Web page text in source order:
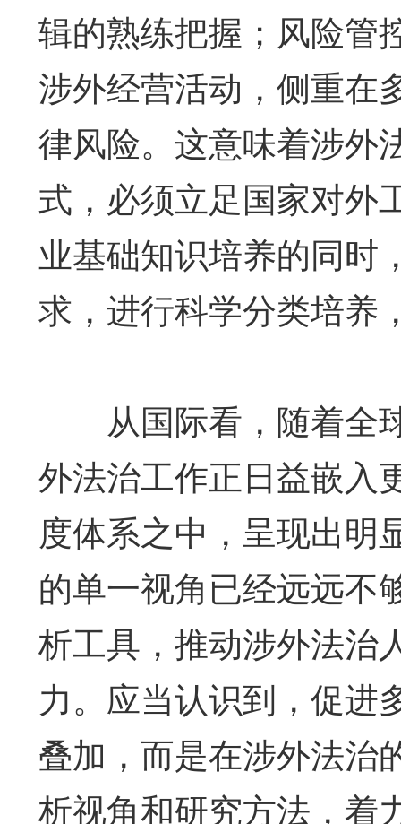
辑的熟练把握；风险管
涉外经营活动，侧重在
律风险。这意味着涉外
式，必须立足国家对外
业基础知识培养的同时
求，进行科学分类培养
从国际看，随着全
外法治工作正日益嵌入
度体系之中，呈现出明
的单一视角已经远远不
析工具，推动涉外法治
力。应当认识到，促进
叠加，而是在涉外法治
析视角和研究方法，着